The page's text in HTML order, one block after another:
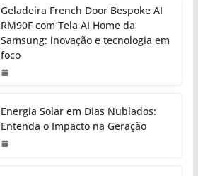
Geladeira French Door Bespoke AI
RM90F com Tela AI Home da
Samsung: inovação e tecnologia em
foco
Energia Solar em Dias Nublados:
Entenda o Impacto na Geração